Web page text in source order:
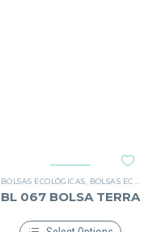
BOLSAS Y MORRALES,TEXTIL
BOLSAS ECOLÓGICAS BOLSAS ECOLÓGICAS
BL 067 BOLSA TERRA